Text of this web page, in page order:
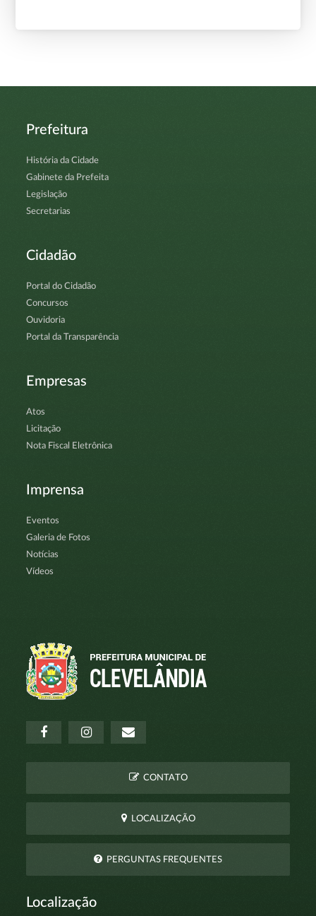
Prefeitura
História da Cidade
Gabinete da Prefeita
Legislação
Secretarias
Cidadão
Portal do Cidadão
Concursos
Ouvidoria
Portal da Transparência
Empresas
Atos
Licitação
Nota Fiscal Eletrônica
Imprensa
Eventos
Galeria de Fotos
Notícias
Vídeos
CONTATO
LOCALIZAÇÃO
PERGUNTAS FREQUENTES
Localização